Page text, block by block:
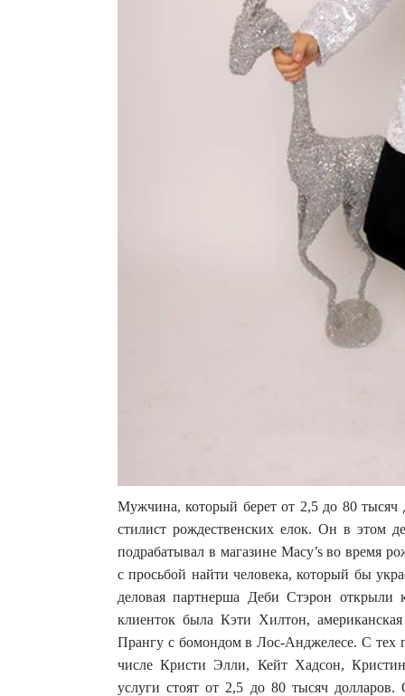
Мужчина, который берет от 2,5 до 80
стилист рождественских елок. Он в этом
подрабатывал в магазине Macy’s во время
с просьбой найти человека, который бы
деловая партнерша Деби Стэрон
клиенток была Кэти Хилтон,
Прангу с бомондом в Лос-Анджелесе. С тех
числе Кристи Элли, Кейт Хадсон,
услуги стоят от 2,5 до 80 тысяч долларов.